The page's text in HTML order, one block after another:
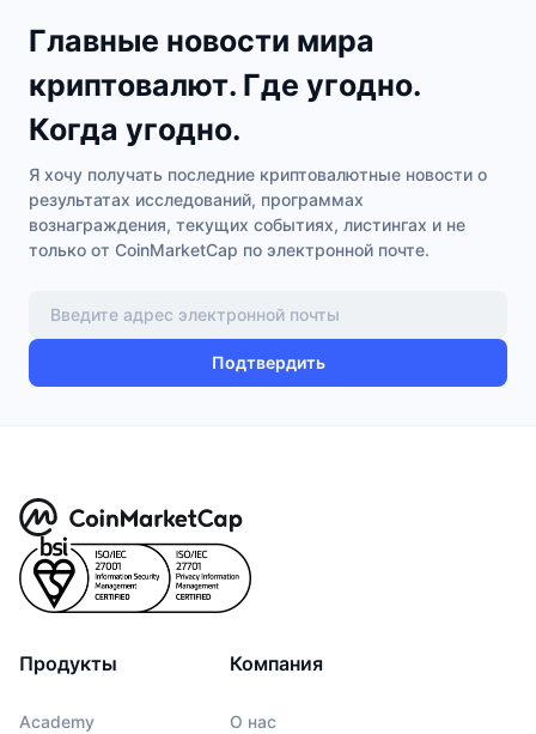
Главные новости мира
криптовалют. Где угодно.
Когда угодно.
Я хочу получать последние криптовалютные новости о
результатах исследований, программах
вознаграждения, текущих событиях, листингах и не
только от CoinMarketCap по электронной почте.
Подтвердить
Продукты
Academy
Компания
О нас